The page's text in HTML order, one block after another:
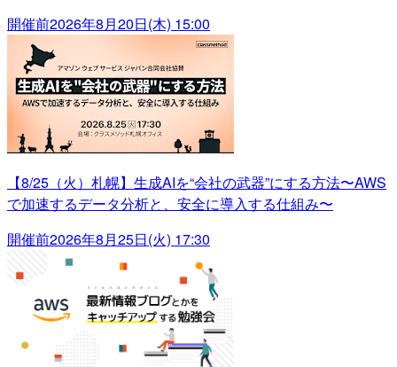
開催前2026年8月20日(木) 15:00
【8/25（火）札幌】生成AIを“会社の武器”にする方法〜AWS
で加速するデータ分析と、安全に導入する仕組み〜
開催前2026年8月25日(火) 17:30